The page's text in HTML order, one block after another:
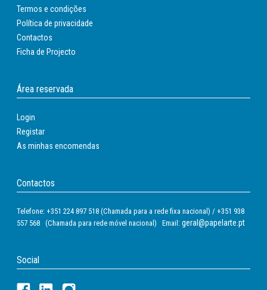
Termos e condições
Política de privacidade
Contactos
Ficha de Projecto
Área reservada
Login
Registar
As minhas encomendas
Contactos
Telefone: +351 224 897 518 (Chamada para a rede fixa nacional) / +351 938
557 568 (Chamada para rede móvel nacional) Email: geral@papelarte.pt
Social